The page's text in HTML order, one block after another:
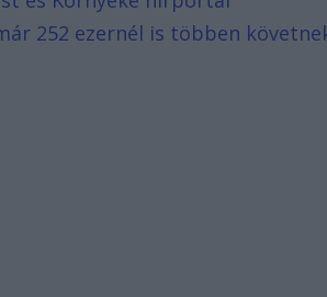
252 ezernél is többen